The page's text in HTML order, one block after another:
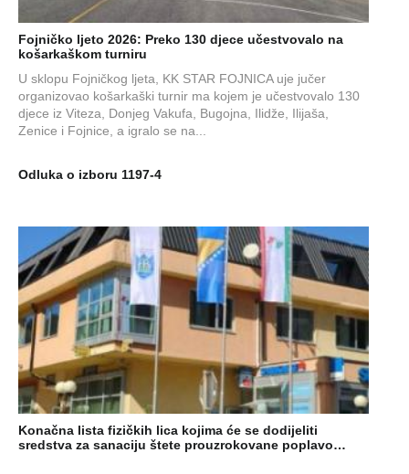
Fojničko ljeto 2026: Preko 130 djece učestvovalo na
košarkaškom turniru
U sklopu Fojničkog ljeta, KK STAR FOJNICA uje jučer
organizovao košarkaški turnir ma kojem je učestvovalo 130
djece iz Viteza, Donjeg Vakufa, Bugojna, Ilidže, Ilijaša,
Zenice i Fojnice, a igralo se na...
Odluka o izboru 1197-4
Konačna lista fizičkih lica kojima će se dodijeliti
sredstva za sanaciju štete prouzrokovane poplavo…